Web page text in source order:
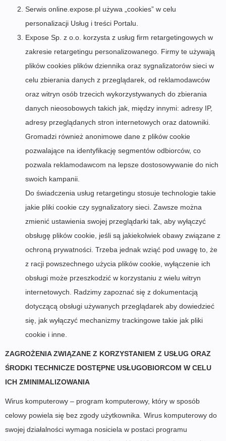
Serwis online.expose.pl używa „cookies” w celu
personalizacji Usług i treści Portalu.
Expose Sp. z o.o. korzysta z usług firm retargetingowych w
zakresie retargetingu personalizowanego. Firmy te używają
plików cookies plików dziennika oraz sygnalizatorów sieci w
celu zbierania danych z przeglądarek, od reklamodawców
oraz witryn osób trzecich wykorzystywanych do zbierania
danych nieosobowych takich jak, między innymi: adresy IP,
adresy przeglądanych stron internetowych oraz datowniki.
Gromadzi również anonimowe dane z plików cookie
pozwalające na identyfikację segmentów odbiorców, co
pozwala reklamodawcom na lepsze dostosowywanie do nich
swoich kampanii.
Do świadczenia usług retargetingu stosuje technologie takie
jakie pliki cookie czy sygnalizatory sieci. Zawsze można
zmienić ustawienia swojej przeglądarki tak, aby wyłączyć
obsługę plików cookie, jeśli są jakiekolwiek obawy związane z
ochroną prywatności. Trzeba jednak wziąć pod uwagę to, że
z racji powszechnego użycia plików cookie, wyłączenie ich
obsługi może przeszkodzić w korzystaniu z wielu witryn
internetowych. Radzimy zapoznać się z dokumentacją
dotyczącą obsługi używanych przeglądarek aby dowiedzieć
się, jak wyłączyć mechanizmy trackingowe takie jak pliki
cookie i inne.
ZAGROŻENIA ZWIĄZANE Z KORZYSTANIEM Z USŁUG ORAZ
ŚRODKI TECHNICZE DOSTĘPNE USŁUGOBIORCOM W CELU
ICH ZMINIMALIZOWANIA
Wirus komputerowy – program komputerowy, który w sposób
celowy powiela się bez zgody użytkownika. Wirus komputerowy do
swojej działalności wymaga nosiciela w postaci programu